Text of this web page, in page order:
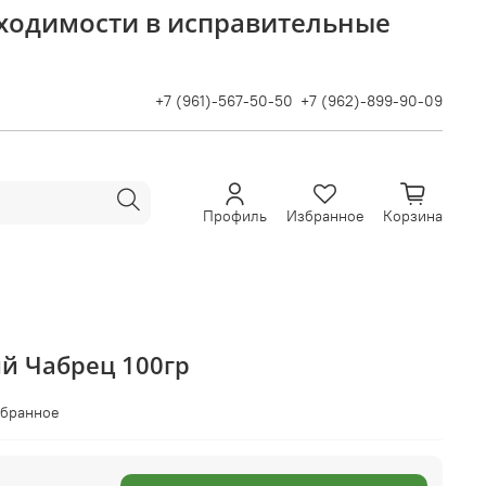
в исправительные
+7 (961)-567-50-50 +7 (962)-899-90-09
Профиль Избранное Корзина
Чабрец 100гр